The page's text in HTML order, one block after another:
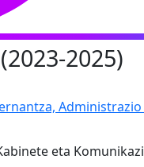
2025)
eta